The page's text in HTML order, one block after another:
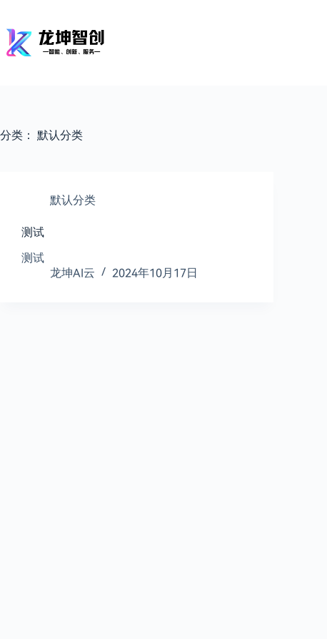
内
容
分类： 默认分类
默认分类
测试
测试
龙坤AI云
2024年10月17日